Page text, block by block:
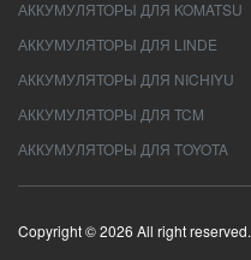
АККУМУЛЯТОРЫ ДЛЯ KOMATSU
АККУМУЛЯТОРЫ ДЛЯ LINDE
АККУМУЛЯТОРЫ ДЛЯ NICHIYU
АККУМУЛЯТОРЫ ДЛЯ TCM
АККУМУЛЯТОРЫ ДЛЯ TOYOTA
Copyright © 2026 All right reserved.